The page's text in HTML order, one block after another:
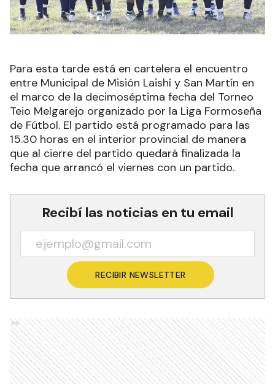
Para esta tarde está en cartelera el encuentro
entre Municipal de Misión Laishí y San Martín en
el marco de la decimoséptima fecha del Torneo
Teio Melgarejo organizado por la Liga Formoseña
de Fútbol. El partido está programado para las
15.30 horas en el interior provincial de manera
que al cierre del partido quedará finalizada la
fecha que arrancó el viernes con un partido.
Recibí las noticias en tu email
RECIBIR NEWSLETTER
Ads